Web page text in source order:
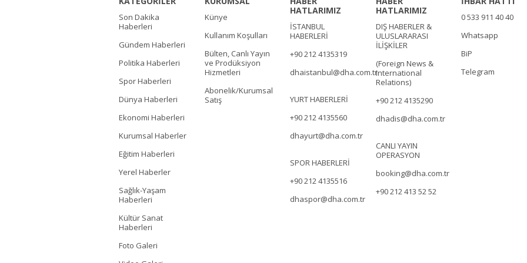
Son Dakika
Haberleri
Gündem Haberleri
Politika Haberleri
Spor Haberleri
Dünya Haberleri
Ekonomi Haberleri
Kurumsal Haberler
Eğitim Haberleri
Yerel Haberler
Sağlık-Yaşam
Haberleri
Kültür Sanat
Haberleri
Foto Galeri
Künye
Kullanım Koşulları
Bülten, Canlı Yayın
ve Prodüksiyon
Hizmetleri
Abonelik/Kurumsal
Satış
HATLARIMIZ
İSTANBUL
HABERLERİ
+90 212 4135319
dhaistanbul@dha.com.tr
YURT HABERLERİ
+90 212 4135560
dhayurt@dha.com.tr
SPOR HABERLERİ
+90 212 4135516
dhaspor@dha.com.tr
HATLARIMIZ
DIŞ HABERLER &
ULUSLARARASI
İLİŞKİLER
(Foreign News &
International
Relations)
+90 212 4135290
dhadis@dha.com.tr
CANLI YAYIN
OPERASYON
booking@dha.com.tr
+90 212 413 52 52
0 533 911 40 40
Whatsapp
BiP
Telegram